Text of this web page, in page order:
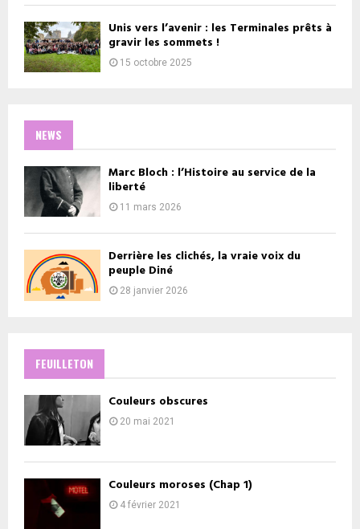
Unis vers l’avenir : les Terminales prêts à
gravir les sommets !
15 octobre 2025
NEWS
Marc Bloch : l’Histoire au service de la
liberté
11 mars 2026
Derrière les clichés, la vraie voix du
peuple Diné
28 janvier 2026
FEUILLETON
Couleurs obscures
20 mai 2021
Couleurs moroses (Chap 1)
4 février 2021